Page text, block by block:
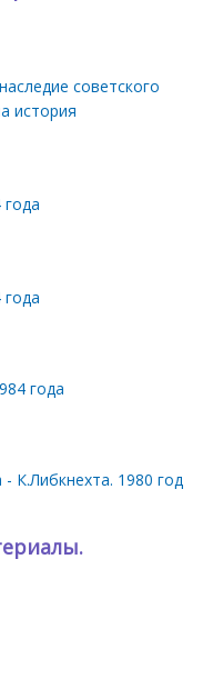
советского
история
года
К.Либкнехта. 1980 год